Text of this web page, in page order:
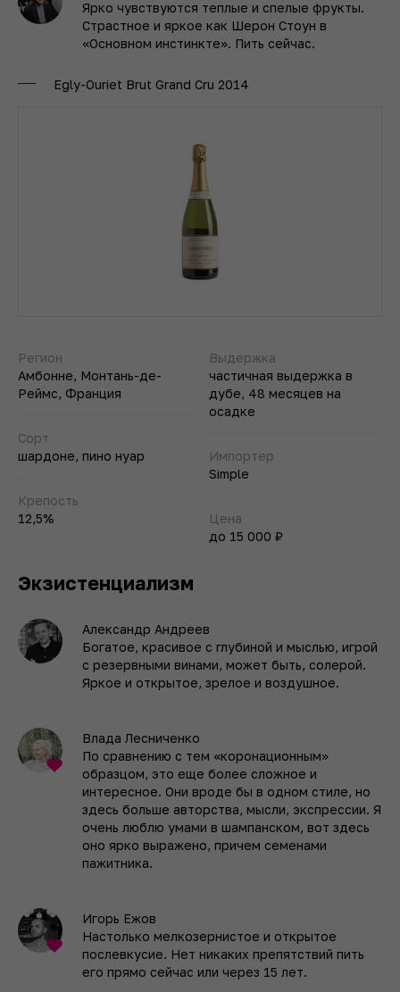
Ярко чувствуются теплые и спелые фрукты.
Страстное и яркое как Шерон Стоун в
«Основном инстинкте». Пить сейчас.
Egly-Ouriet Brut Grand Cru 2014
Регион
Амбонне, Монтань-де-
Реймс, Франция
Сорт
шардоне, пино нуар
Крепость
12,5%
Выдержка
частичная выдержка в
дубе, 48 месяцев на
осадке
Импортер
Simple
Цена
до 15 000 ₽
Экзистенциализм
Александр Андреев
Богатое, красивое с глубиной и мыслью, игрой
с резервными винами, может быть, солерой.
Яркое и открытое, зрелое и воздушное.
Влада Лесниченко
По сравнению с тем «коронационным»
образцом, это еще более сложное и
интересное. Они вроде бы в одном стиле, но
здесь больше авторства, мысли, экспрессии. Я
очень люблю умами в шампанском, вот здесь
оно ярко выражено, причем семенами
пажитника.
Игорь Ежов
Настолько мелкозернистое и открытое
послевкусие. Нет никаких препятствий пить
его прямо сейчас или через 15 лет.